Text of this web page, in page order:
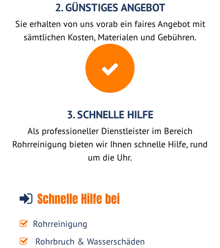
2. GÜNSTIGES ANGEBOT
Sie erhalten von uns vorab ein faires Angebot mit
sämtlichen Kosten, Materialen und Gebühren.
3. SCHNELLE HILFE
Als professioneller Dienstleister im Bereich
Rohrreinigung bieten wir Ihnen schnelle Hilfe, rund
um die Uhr.
Schnelle Hilfe bei
Rohrreinigung
Rohrbruch & Wasserschäden